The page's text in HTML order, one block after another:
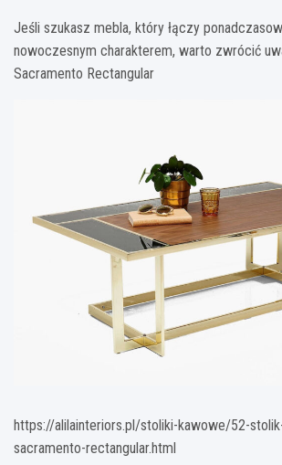
Jeśli szukasz mebla, który łączy
nowoczesnym charakterem, warto zwrócić
Sacramento Rectangular
https://alilainteriors.pl/stoliki-kawowe/52-
sacramento-rectangular.html